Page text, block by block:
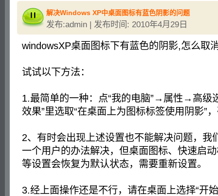
解决Windows XP中桌面图标有蓝色阴影的问题
发布:admin | 发布时间: 2010年4月29日
windowsXP桌面图标下有蓝色的阴影,怎么取
试试以下方法：
1.最简单的一种：点“我的电脑”→属性→高
效果”里选取“在桌面上为图标标签使用阴影”
2、有时会出现上述设置也不能解决问题，我
一个用户的办法解决，但桌面图标、快速启
等设置会恢复为默认状态，需要重新设置。
3.经上面操作还是不行，请在桌面上选择“开